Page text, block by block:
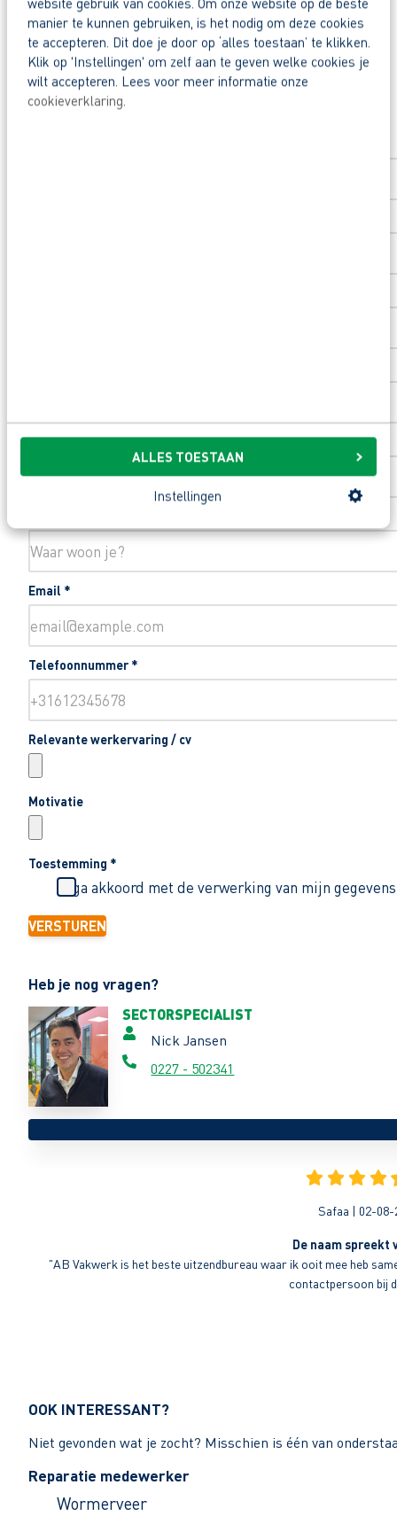
manier te kunnen gebruiken, is het nodig om deze cookies
te accepteren. Dit doe je door op ‘alles toestaan’ te klikken.
Klik op 'Instellingen' om zelf aan te geven welke cookies je
wilt accepteren. Lees voor meer informatie onze
cookieverklaring.
ALLES TOESTAAN
Instellingen
Waarom solliciteren via AB Vakwerk?
Snel naar een vast contract.
Beoordeeld door flexkrachten met een 9+.
Heb je eerst nog vragen? App, bel of mail dan
Deel deze vacature:
Solliciteer direct
Toevoeging huisnummer
Email *
Telefoonnummer *
Relevante werkervaring / cv
Motivatie
Toestemming *
Ik ga akkoord met de verwerking van mijn
VERSTUREN
Heb je nog vragen?
SECTORSPECIALIST
Nick Jansen
0227 - 502341
Safaa | 02-08-
De naam spreekt
"AB Vakwerk is het beste uitzendbureau waar ik ooit mee heb
contactpersoon bij
OOK INTERESSANT?
Niet gevonden wat je zocht? Misschien is één van
Reparatie medewerker
Wormerveer